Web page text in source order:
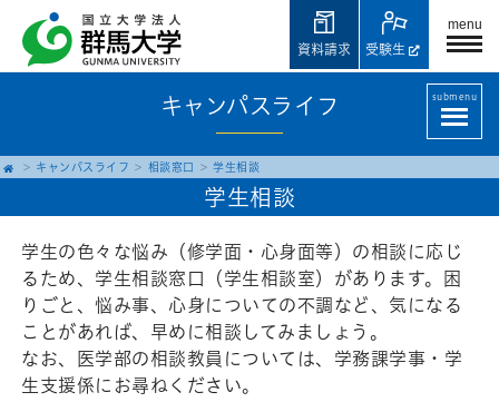
menu
受験生
資料請求
キャンパスライフ submenu
キャンパスライフ 相談窓口 学生相談
学生相談
学生の色々な悩み（修学面・心身面等）の相談に応じ
るため、学生相談窓口（学生相談室）があります。困
りごと、悩み事、心身についての不調など、気になる
ことがあれば、早めに相談してみましょう。
なお、医学部の相談教員については、学務課学事・学
生支援係にお尋ねください。